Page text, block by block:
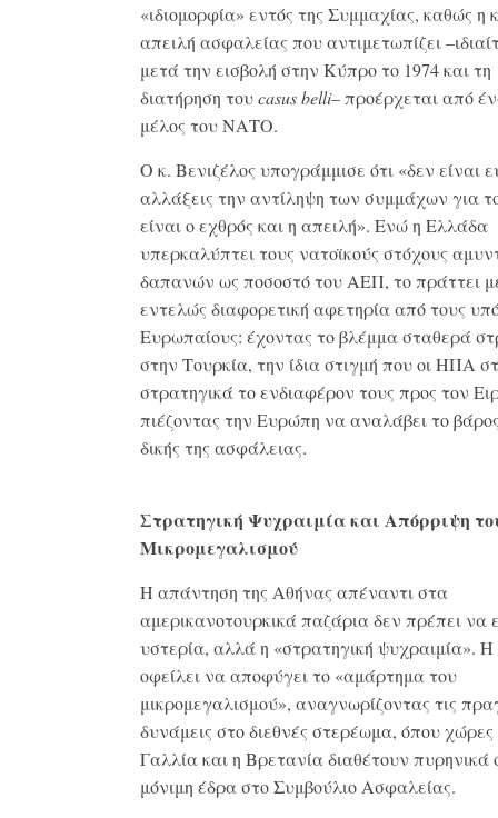
«ιδιομορφία» εντός της Συμμαχίας, καθώς η
απειλή ασφαλείας που αντιμετωπίζει
μετά την εισβολή στην Κύπρο το 1974 και τη
διατήρηση τουcasusbelli– προέρχεται από
μέλος του ΝΑΤΟ.
Ο κ. Βενιζέλος υπογράμμισε ότι «δεν είναι
αλλάξεις την αντίληψη των συμμάχων για
είναι ο εχθρός και η απειλή». Ενώ η Ελλάδα
υπερκαλύπτει τους νατοϊκούς στόχους
δαπανών ως ποσοστό του ΑΕΠ, το πράττει
εντελώς διαφορετική αφετηρία από τους
Ευρωπαίους: έχοντας το βλέμμα σταθερά
στην Τουρκία, την ίδια στιγμή που οι ΗΠΑ
στρατηγικά το ενδιαφέρον τους προς τον
πιέζοντας την Ευρώπη να αναλάβει το
δικής της ασφάλειας.
Στρατηγική Ψυχραιμία και Απόρριψη
Μικρομεγαλισμού
Η απάντηση της Αθήνας απέναντι στα
αμερικανοτουρκικά παζάρια δεν πρέπει να
υστερία, αλλά η «στρατηγική ψυχραιμία».
οφείλει να αποφύγει το «αμάρτημα του
μικρομεγαλισμού», αναγνωρίζοντας τις
δυνάμεις στο διεθνές στερέωμα, όπου
Γαλλία και η Βρετανία διαθέτουν πυρηνικά
μόνιμη έδρα στο Συμβούλιο Ασφαλείας.